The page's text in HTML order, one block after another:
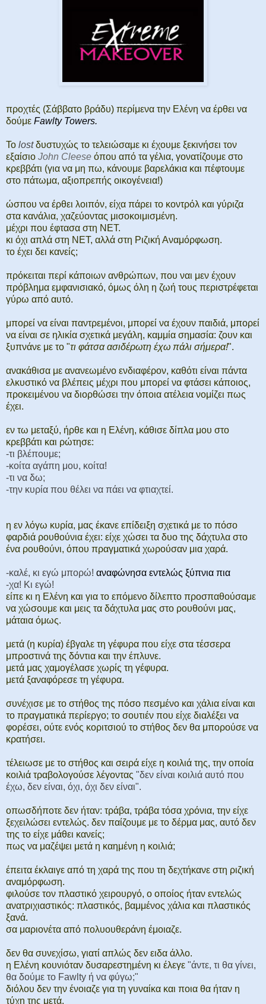
προχτές (Σάββατο βράδυ) περίμενα την Ελένη να έρθει να
δούμε Fawlty Towers.
Το lost δυστυχώς το τελειώσαμε κι έχουμε ξεκινήσει τον
εξαίσιο John Cleese όπου από τα γέλια, γονατίζουμε στο
κρεββάτι (για να μη πω, κάνουμε βαρελάκια και πέφτουμε
στο πάτωμα, αξιοπρεπής οικογένεια!)
ώσπου να έρθει λοιπόν, είχα πάρει το κοντρόλ και γύριζα
στα κανάλια, χαζεύοντας μισοκοιμισμένη.
μέχρι που έφτασα στη ΝΕΤ.
κι όχι απλά στη ΝΕΤ, αλλά στη Ριζική Αναμόρφωση.
το έχει δει κανείς;
πρόκειται περί κάποιων ανθρώπων, που ναι μεν έχουν
πρόβλημα εμφανισιακό, όμως όλη η ζωή τους περιστρέφεται
γύρω από αυτό.
μπορεί να είναι παντρεμένοι, μπορεί να έχουν παιδιά, μπορεί
να είναι σε ηλικία σχετικά μεγάλη, καμμία σημασία: ζουν και
ξυπνάνε με το "τι φάτσα ασιδέρωτη έχω πάλι σήμερα!".
ανακάθισα με ανανεωμένο ενδιαφέρον, καθότι είναι πάντα
ελκυστικό να βλέπεις μέχρι που μπορεί να φτάσει κάποιος,
προκειμένου να διορθώσει την όποια ατέλεια νομίζει πως
έχει.
εν τω μεταξύ, ήρθε και η Ελένη, κάθισε δίπλα μου στο
κρεββάτι και ρώτησε:
-τι βλέπουμε;
-κοίτα αγάπη μου, κοίτα!
-τι να δω;
-την κυρία που θέλει να πάει να φτιαχτεί.
η εν λόγω κυρία, μας έκανε επίδειξη σχετικά με το πόσο
φαρδιά ρουθούνια έχει: είχε χώσει τα δυο της δάχτυλα στο
ένα ρουθούνι, όπου πραγματικά χωρούσαν μια χαρά.
-καλέ, κι εγώ μπορώ! αναφώνησα εντελώς ξύπνια πια
-χα! Κι εγώ!
είπε κι η Ελένη και για το επόμενο δίλεπτο προσπαθούσαμε
να χώσουμε και μεις τα δάχτυλα μας στο ρουθούνι μας,
μάταια όμως.
μετά (η κυρία) έβγαλε τη γέφυρα που είχε στα τέσσερα
μπροστινά της δόντια και την έπλυνε.
μετά μας χαμογέλασε χωρίς τη γέφυρα.
μετά ξαναφόρεσε τη γέφυρα.
συνέχισε με το στήθος της πόσο πεσμένο και χάλια είναι και
το πραγματικά περίεργο; το σουτιέν που είχε διαλέξει να
φορέσει, ούτε ενός κοριτσιού το στήθος δεν θα μπορούσε να
κρατήσει.
τέλειωσε με το στήθος και σειρά είχε η κοιλιά της, την οποία
κοιλιά τραβολογούσε λέγοντας "δεν είναι κοιλιά αυτό που
έχω, δεν είναι, όχι, όχι δεν είναι".
οπωσδήποτε δεν ήταν: τράβα, τράβα τόσα χρόνια, την είχε
ξεχειλώσει εντελώς. δεν παίζουμε με το δέρμα μας, αυτό δεν
της το είχε μάθει κανείς;
πως να μαζέψει μετά η καημένη η κοιλιά;
έπειτα έκλαιγε από τη χαρά της που τη δεχτήκανε στη ριζική
αναμόρφωση.
φιλούσε τον πλαστικό χειρουργό, ο οποίος ήταν εντελώς
ανατριχιαστικός: πλαστικός, βαμμένος χάλια και πλαστικός
ξανά.
σα μαριονέτα από πολυουθεράνη έμοιαζε.
δεν θα συνεχίσω, γιατί απλώς δεν ειδα άλλο.
η Ελένη κουνιόταν δυσαρεστημένη κι έλεγε "άντε, τι θα γίνει,
θα δούμε το Fawlty ή να φύγω;"
διόλου δεν την ένοιαζε για τη γυναίκα και ποια θα ήταν η
τύχη της μετά.